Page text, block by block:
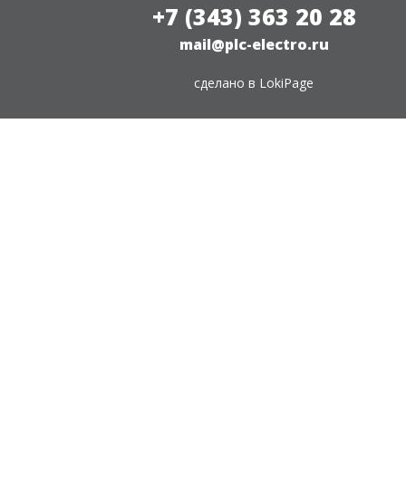
+7 (343) 363 20 28
mail@plc-electro.ru
сделано в LokiPage